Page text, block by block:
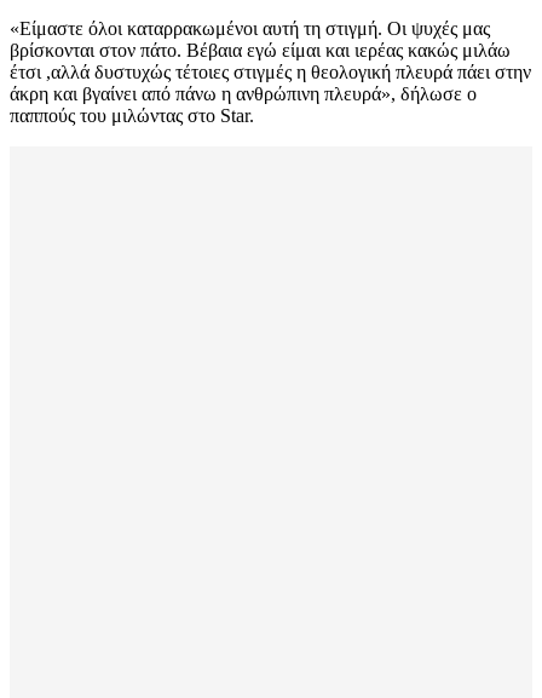
«Είμαστε όλοι καταρρακωμένοι αυτή τη στιγμή. Οι ψυχές μας
βρίσκονται στον πάτο. Βέβαια εγώ είμαι και ιερέας κακώς μιλάω
έτσι ,αλλά δυστυχώς τέτοιες στιγμές η θεολογική πλευρά πάει στην
άκρη και βγαίνει από πάνω η ανθρώπινη πλευρά», δήλωσε ο
παππούς του μιλώντας στο Star.